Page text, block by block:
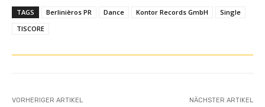
z
e
TAGS Berlinièros PR Dance Kontor Records GmbH
Single
TISCORE
VORHERIGER ARTIKEL NÄCHSTER ARTIKEL